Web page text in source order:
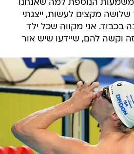
הנוספת למה שאנחנו
שלושה מקצים לעשות, ייצגתי
בכבוד. אני מקווה שכל ילד
וקשה להם, שיידעו שיש אור